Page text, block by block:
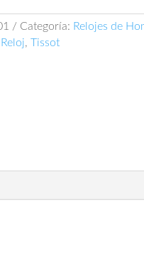
Categoría: Relojes de
Reloj, Tissot